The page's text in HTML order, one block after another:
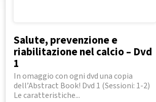
Salute, prevenzione e
riabilitazione nel calcio – Dvd
1
In omaggio con ogni dvd una copia
dell’Abstract Book! Dvd 1 (Sessioni: 1-2)
Le caratteristiche...